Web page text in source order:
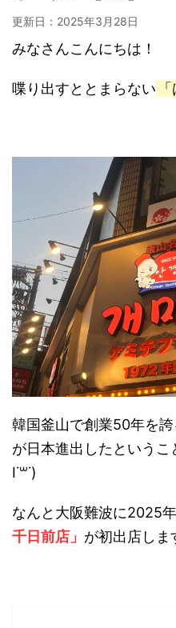
更新日： 2025年3月28日
みなさんこんにちは！
喋り出すととまらない
韓国釜山で創業50年を誇
が日本進出したという
I˙꒳​˙)
なんと大阪難波に2025
千日前店」 が初出店しま